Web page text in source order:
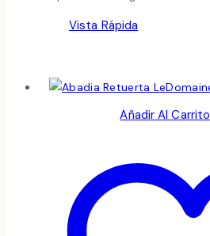
Vista Rápida
Añadir Al Carrito